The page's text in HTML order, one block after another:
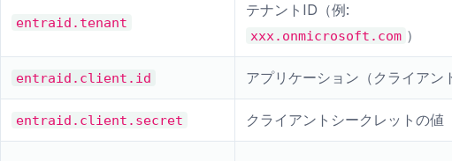
entraid.tenant
テナントID（例:
xxx.onmicrosoft.com ）
entraid.client.id アプリケーション（クライアン
entraid.client.secret クライアントシークレットの値